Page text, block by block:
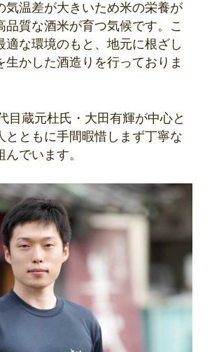
気温差が大きいため米の栄養が
品質な酒米が育つ気候です。こ
適な環境のもと、地元に根ざし
生かした酒造りを行っておりま
目蔵元杜氏・大田有輝が中心と
とともに手間暇惜しまず丁寧な
でいます。